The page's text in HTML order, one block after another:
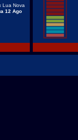
Lua Nova
12 Ago